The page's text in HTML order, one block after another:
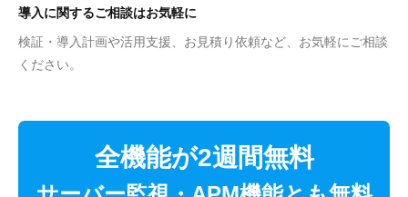
導入に関するご相談はお気軽に
検証・導入計画や活用支援、お見積り依頼など、お気軽にご相談
ください。
全機能が2週間無料